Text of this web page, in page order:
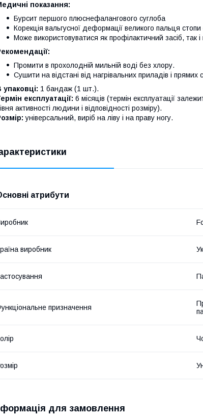
показання:
Бурсит першого плюснефалангового суглоба
Корекція вальгусної деформації великого пальця
Може використовуватися як профілактичний засіб, так і
Промити в прохолодній мильній воді без хлору.
Сушити на відстані від нагрівальних приладів і прямих
упаковці: 1 бандаж (1 шт.).
експлуатації: 6 місяців (термін експлуатації
активності людини і відповідності розміру).
універсальний, виріб на ліву і на праву ногу.
атрибути
виробник
призначення
для замовлення